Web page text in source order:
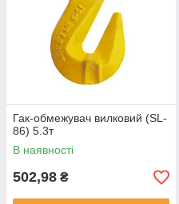
Гак-обмежувач вилковий (SL-
86) 5.3т
В наявності
502,98 ₴